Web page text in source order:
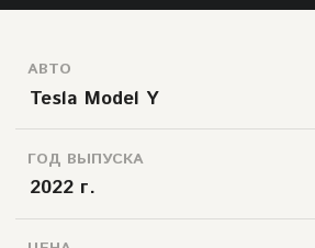
АВТО
Tesla Model Y
ГОД ВЫПУСКА
2022 г.